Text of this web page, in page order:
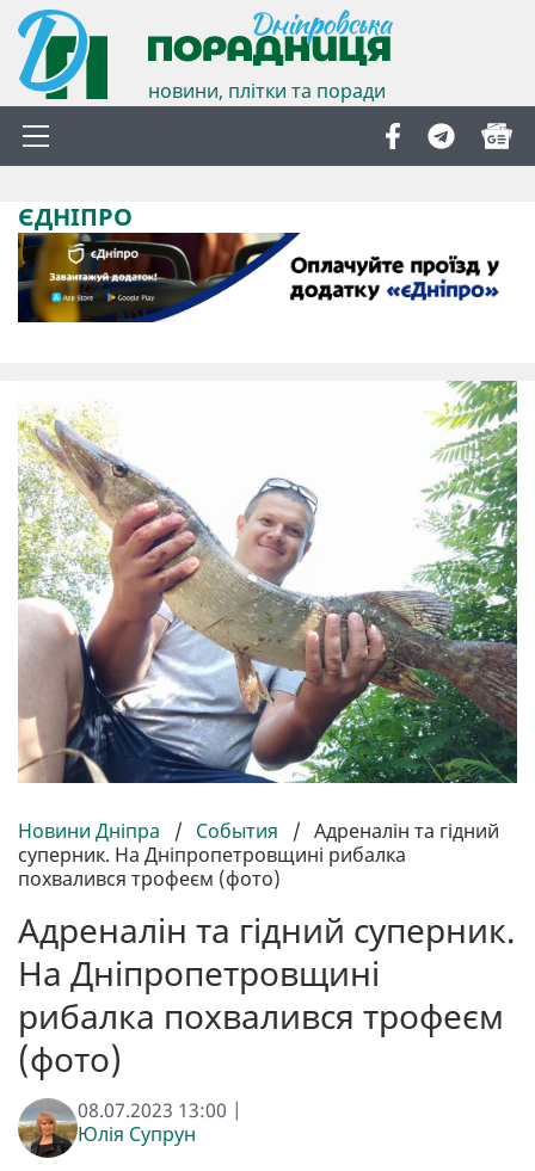
новини, плітки та поради
ЄДНІПРО
Новини Дніпра / События / Адреналін та гідний
суперник. На Дніпропетровщині рибалка
похвалився трофеєм (фото)
Адреналін та гідний суперник.
На Дніпропетровщині
рибалка похвалився трофеєм
(фото)
08.07.2023 13:00 |
Юлія Супрун